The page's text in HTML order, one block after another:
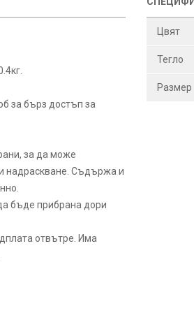
за бърз достъп за
за да може
надраскване. Съдържа и
бъде прибрана дори
отвътре. Има
Цвят
Тегло
Размер